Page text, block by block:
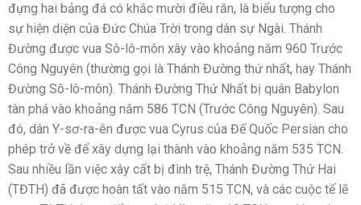
đựng hai bảng đá có khắc mười điều răn, là biểu tượng cho
sự hiện diện của Đức Chúa Trời trong dân sự Ngài. Thánh
Đường được vua Sô-lô-môn xây vào khoảng năm 960 Trước
Công Nguyên (thường gọi là Thánh Đường thứ nhất, hay Thánh
Đường Sô-lô-môn). Thánh Đường Thứ Nhất bị quân Babylon
tàn phá vào khoảng năm 586 TCN (Trước Công Nguyên). Sau
đó, dân Y-sơ-ra-ên được vua Cyrus của Đế Quốc Persian cho
phép trở về để xây dựng lại thành vào khoảng năm 535 TCN.
Sau nhiều lần việc xây cất bị đình trệ, Thánh Đường Thứ Hai
(TĐTH) đã được hoàn tất vào năm 515 TCN, và các cuộc tế lẽ